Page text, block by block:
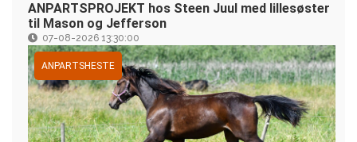
ANPARTSPROJEKT hos Steen Juul med lillesøster
til Mason og Jefferson
07-08-2026 13:30:00
ANPARTSHESTE